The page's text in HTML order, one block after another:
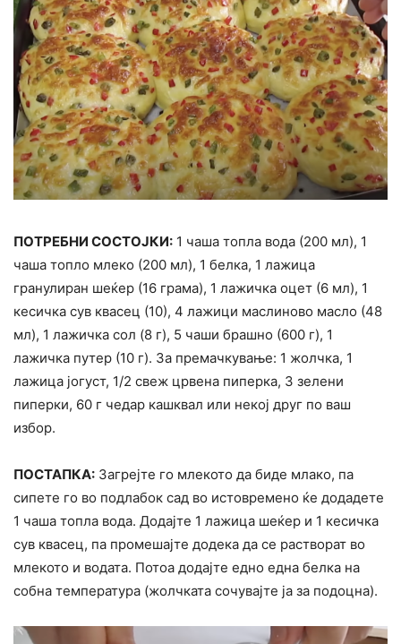
ПОТРЕБНИ СОСТОЈКИ: 1 чаша топла вода (200 мл), 1
чаша топло млеко (200 мл), 1 белка, 1 лажица
гранулиран шеќер (16 грама), 1 лажичка оцет (6 мл), 1
кесичка сув квасец (10), 4 лажици маслиново масло (48
мл), 1 лажичка сол (8 г), 5 чаши брашно (600 г), 1
лажичка путер (10 г). За премачкување: 1 жолчка, 1
лажица јогуст, 1/2 свеж црвена пиперка, 3 зелени
пиперки, 60 г чедар кашквал или некој друг по ваш
избор.
ПОСТАПКА: Загрејте го млекото да биде млако, па
сипете го во подлабок сад во истовремено ќе додадете
1 чаша топла вода. Додајте 1 лажица шеќер и 1 кесичка
сув квасец, па промешајте додека да се растворат во
млекото и водата. Потоа додајте едно една белка на
собна температура (жолчката сочувајте ја за подоцна).